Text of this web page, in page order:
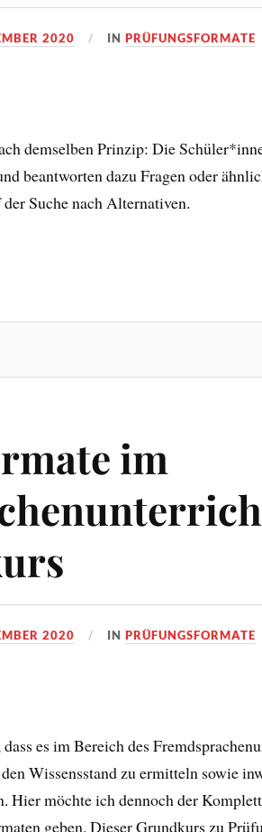
2020 INPRÜFUNGSFORMATE
demselben Prinzip: Die
beantworten dazu Fragen oder
Suche nach Alternativen.
im
2020 INPRÜFUNGSFORMATE
es im Bereich des
Wissensstand zu ermitteln sowie
Hier möchte ich dennoch der
geben.Dieser Grundkurs zu